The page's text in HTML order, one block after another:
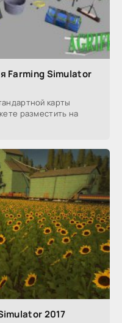
Farming Simulator
карты
разместить на
2017